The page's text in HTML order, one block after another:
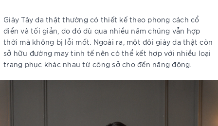
Giày Tây da thật thường có thiết kế theo phong cách cổ
điển và tối giản, do đó dù qua nhiều năm chúng vẫn hợp
thời mà không bị lỗi mốt. Ngoài ra, một đôi giày da thật còn
sở hữu đường may tinh tế nên có thể kết hợp với nhiều loại
trang phục khác nhau từ công sở cho đến năng động.